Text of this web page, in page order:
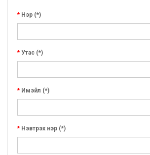
Нэр (*)
Утас (*)
Имэйл (*)
Нэвтрэх нэр (*)